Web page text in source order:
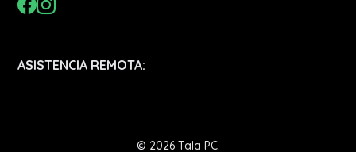
ASISTENCIA REMOTA:
© 2026 Tala PC.